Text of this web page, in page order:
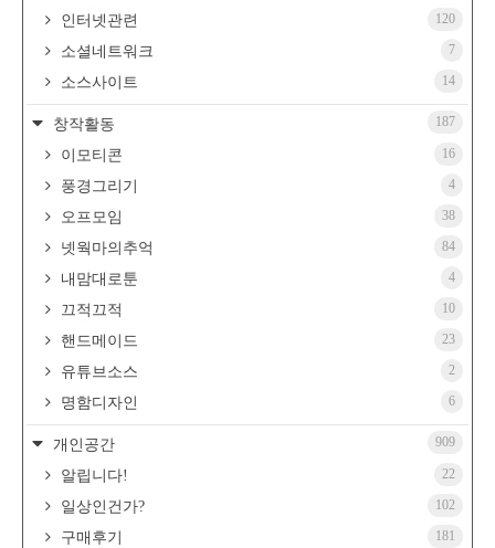
인터넷관련 120
소셜네트워크 7
소스사이트 14
창작활동 187
이모티콘 16
풍경그리기 4
오프모임 38
넷웍마의추억 84
내맘대로툰 4
끄적끄적 10
핸드메이드 23
유튜브소스 2
명함디자인 6
개인공간 909
알립니다! 22
일상인건가? 102
구매후기 181